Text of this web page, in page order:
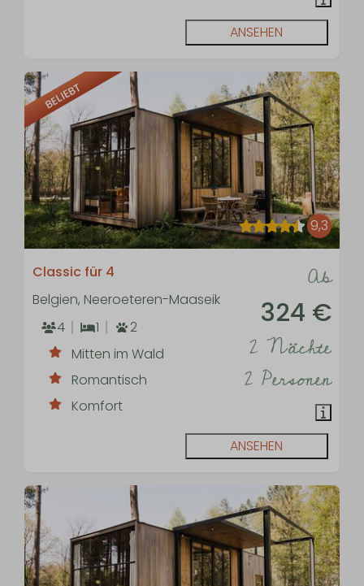
ANSEHEN
BELIEBT
9,3
Ab
324 €
2 Nächte
2 Personen
Classic für 4
Belgien, Neeroeteren-Maaseik
4
1
2
Mitten im Wald
Romantisch
Komfort
ANSEHEN